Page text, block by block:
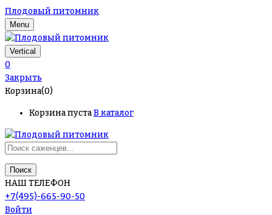
Плодовый питомник
Menu
Vertical
0
Закрыть
Корзина(0)
Корзина пустаВ каталог
Поиск
НАШ ТЕЛЕФОН
+7(495)-665-90-50
Войти